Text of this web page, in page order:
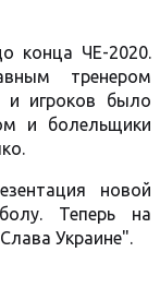
конца ЧЕ-2020.
тренером
и игроков было
и болельщики
новой
Теперь на
Украине".